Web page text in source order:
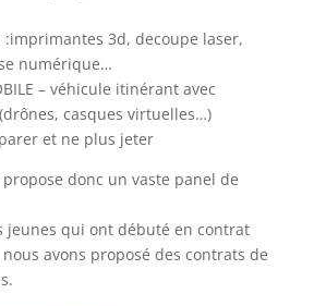
:imprimantes 3d, decoupe laser,
numérique…
– véhicule itinérant avec
casques virtuelles…)
et ne plus jeter
propose donc un vaste panel de
jeunes qui ont débuté en contrat
avons proposé des contrats de